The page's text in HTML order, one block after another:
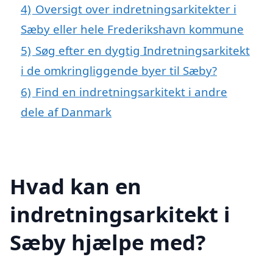
4) Oversigt over indretningsarkitekter i
Sæby eller hele Frederikshavn kommune
5) Søg efter en dygtig Indretningsarkitekt
i de omkringliggende byer til Sæby?
6) Find en indretningsarkitekt i andre
dele af Danmark
Hvad kan en
indretningsarkitekt i
Sæby hjælpe med?